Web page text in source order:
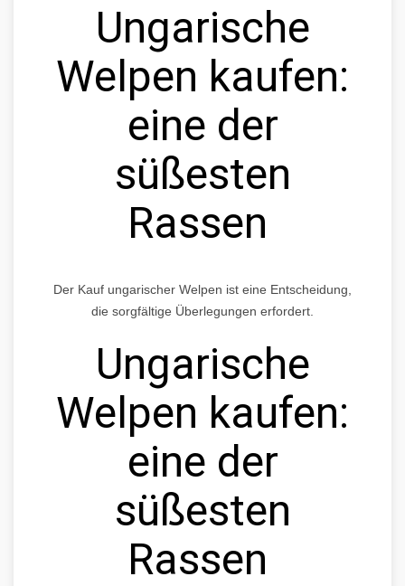
Ungarische
Welpen kaufen:
eine der
süßesten
Rassen
Der Kauf ungarischer Welpen ist eine Entscheidung,
die sorgfältige Überlegungen erfordert.
Ungarische
Welpen kaufen:
eine der
süßesten
Rassen